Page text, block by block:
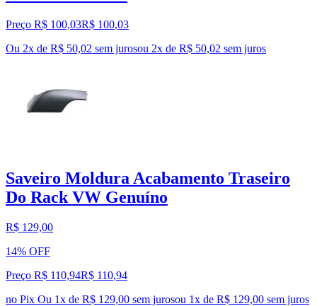
Preço R$ 100,03R$ 100,03
Ou 2x de R$ 50,02 sem jurosou 2x de R$ 50,02 sem juros
Saveiro Moldura Acabamento Traseiro
Do Rack VW Genuíno
R$ 129,00
14% OFF
Preço R$ 110,94R$ 110,94
no Pix Ou 1x de R$ 129,00 sem jurosou 1x de R$ 129,00 sem juros